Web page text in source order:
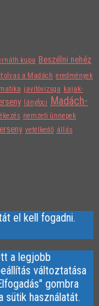
kupa Beszélni nehéz
olvas a Madách eredmények
javítóvizsga kajak-
lányfoci Madách-
nemzeti ünnepek
vetélkedő állás
el kell fogadni.
a legjobb
változtatása
gombra
sütik használatát.